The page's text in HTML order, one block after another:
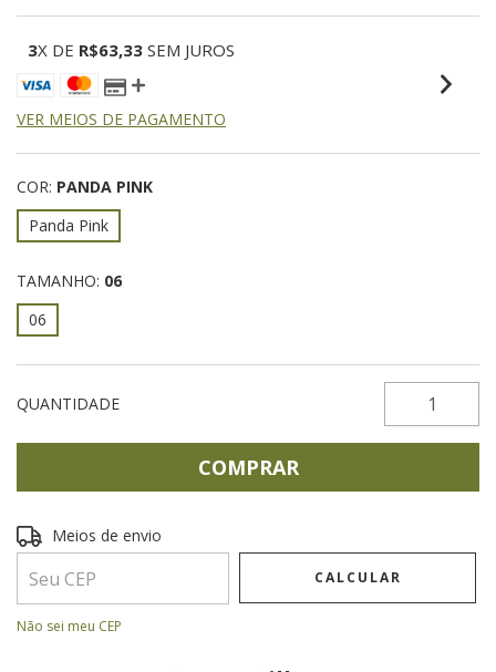
3X DE R$63,33 SEM JUROS
VER MEIOS DE PAGAMENTO
COR: PANDA PINK
Panda Pink
TAMANHO: 06
06
QUANTIDADE
Entregas para o CEP:
Meios de envio
CALCULAR
Não sei meu CEP